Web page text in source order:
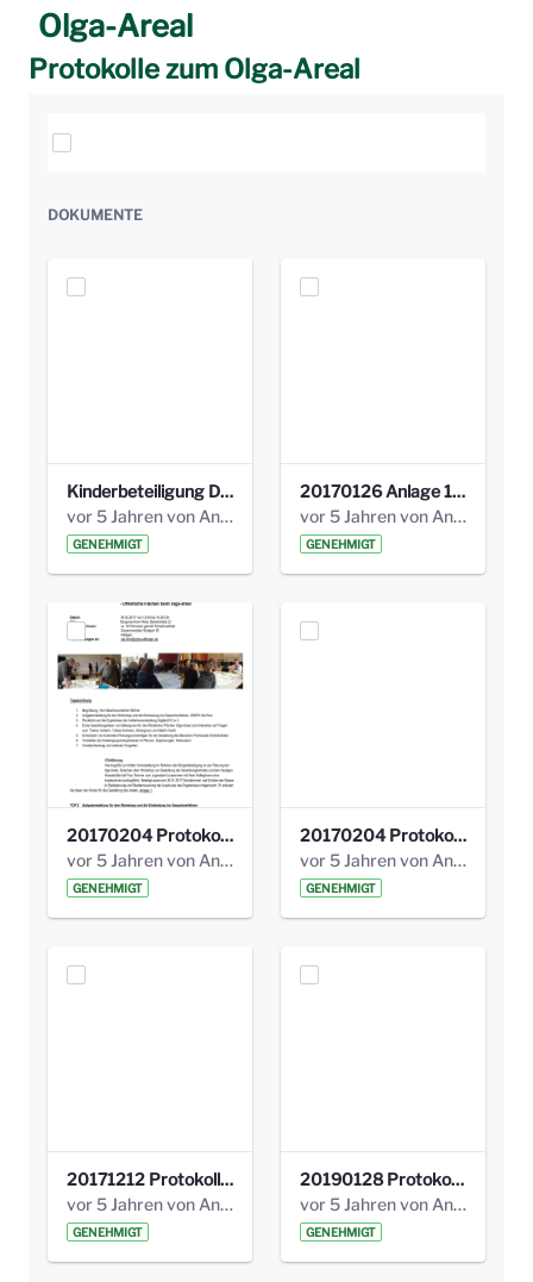
Olga-Areal
Protokolle zum Olga-Areal
Elemente auswählen
DOKUMENTE
Kinderbeteiligung Dez. 17 _Abstimmung Klettergerüst.pdf
vor 5 Jahren von Anni Schlumberger
GENEHMIGT
20170126 Anlage 1_Kinderbeteiligung_Olga_Areal_Auswertung.pdf
vor 5 Jahren von Anni Schlumberger
GENEHMIGT
20170204 Protokoll Workshop 2 Promenade Schloßstraße .pdf
vor 5 Jahren von Anni Schlumberger
GENEHMIGT
20170204 Protokoll Workshop 2 Promenade Schloßstraße (1).pdf
vor 5 Jahren von Anni Schlumberger
GENEHMIGT
20171212 Protokoll-Klettergerüst-3b-neu-.pdf
vor 5 Jahren von Anni Schlumberger
GENEHMIGT
20190128 Protokoll der Projektgruppe Olgäle.pdf
vor 5 Jahren von Anni Schlumberger
GENEHMIGT